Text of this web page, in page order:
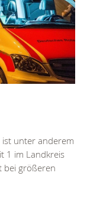
ist unter anderem
1 im Landkreis
bei größeren